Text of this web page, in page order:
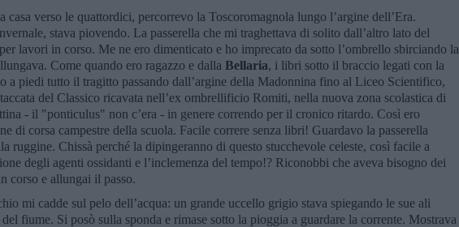
casa verso le quattordici, percorrevo la Toscoromagnola lungo l’argine dell’Era.
stava piovendo. La passerella che mi traghettava di solito dall’altro lato del
lavori in corso. Me ne ero dimenticato e ho imprecato da sotto l’ombrello sbirciando la
Come quando ero ragazzo e dalla Bellaria, i libri sotto il braccio legati con la
a piedi tutto il tragitto passando dall’argine della Madonnina fino al Liceo Scientifico,
del Classico ricavata nell’ex ombrellificio Romiti, nella nuova zona scolastica di
- il "ponticulus" non c’era - in genere correndo per il cronico ritardo. Così ero
di corsa campestre della scuola. Facile correre senza libri! Guardavo la passerella
ruggine. Chissà perché la dipingeranno di questo stucchevole celeste, così facile a
degli agenti ossidanti e l’inclemenza del tempo!? Riconobbi che aveva bisogno dei
corso e allungai il passo.
mi cadde sul pelo dell’acqua: un grande uccello grigio stava spiegando le sue ali
fiume. Si posò sulla sponda e rimase sotto la pioggia a guardare la corrente. Mostrava